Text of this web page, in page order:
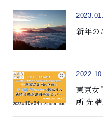
新年の
東京女
所 先
「医療